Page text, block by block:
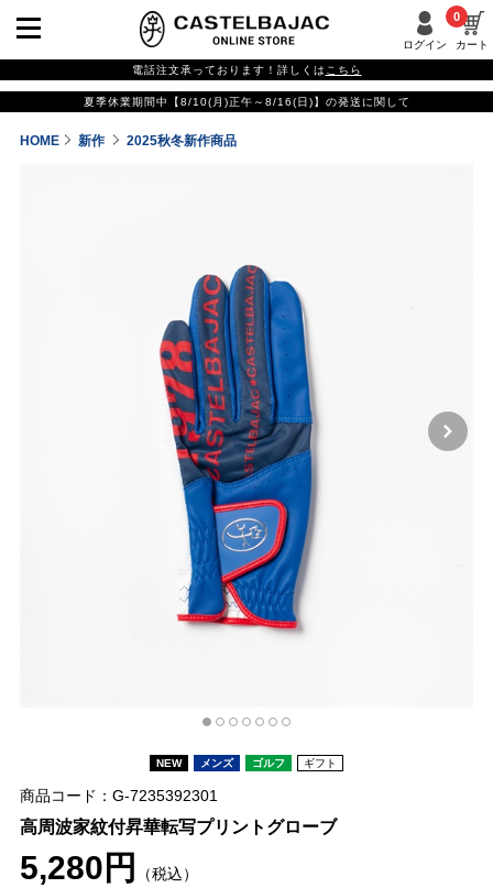
ログイン カート
0
電話注文承っております！詳しくは こちら
夏季休業期間中【8/10(月)正午～8/16(日)】の発送に関して
HOME 新作 2025秋冬新作商品
NEW メンズ ゴルフ ギフト
商品コード：G-7235392301
高周波家紋付昇華転写プリントグローブ
5,280円
（税込）